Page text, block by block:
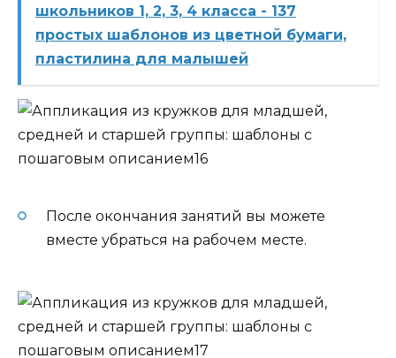
школьников 1, 2, 3, 4 класса - 137
простых шаблонов из цветной бумаги,
пластилина для малышей
После окончания занятий вы можете
вместе убраться на рабочем месте.